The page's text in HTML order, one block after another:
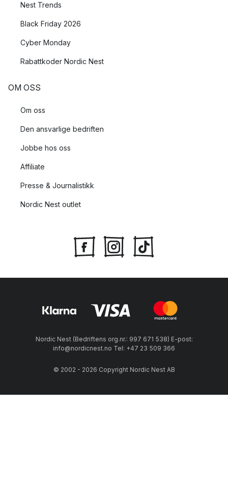
Nest Trends
Black Friday 2026
Cyber Monday
Rabattkoder Nordic Nest
OM OSS
Om oss
Den ansvarlige bedriften
Jobbe hos oss
Affiliate
Presse & Journalistikk
Nordic Nest outlet
Nordic Nest (Bedriftens org.nr.: 997 671 538) E-post:
info@nordicnest.no Tel: +47 23 509 366
© 2002 - 2026 Copyright Nordic Nest AB